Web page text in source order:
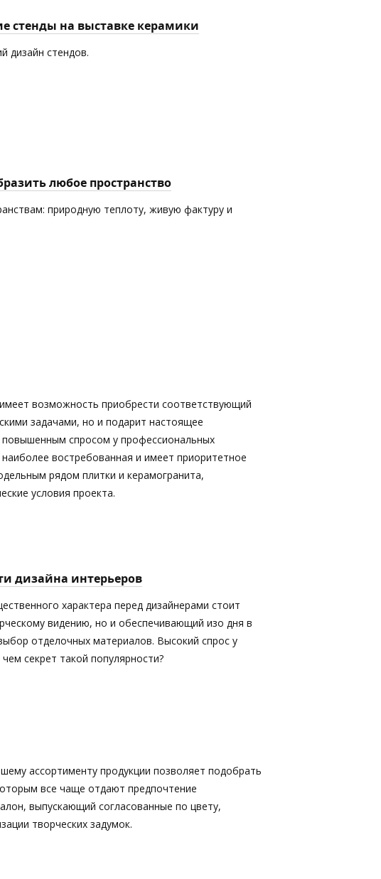
стенды на выставке керамики
дизайн стендов.
любое пространство
природную теплоту, живую фактуру и
возможность приобрести соответствующий
задачами, но и подарит настоящее
спросом у профессиональных
востребованная и имеет приоритетное
рядом плитки и керамогранита,
условия проекта.
дизайна интерьеров
характера перед дизайнерами стоит
видению, но и обеспечивающий изо дня в
отделочных материалов. Высокий спрос у
секрет такой популярности?
ассортименту продукции позволяет подобрать
все чаще отдают предпочтение
выпускающий согласованные по цвету,
творческих задумок.